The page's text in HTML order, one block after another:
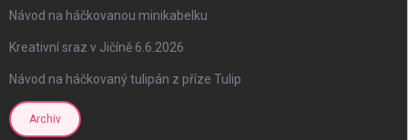
Návod na háčkovanou minikabelku
Kreativní sraz v Jičíně 6.6.2026
Návod na háčkovaný tulipán z příze Tulip
Archiv